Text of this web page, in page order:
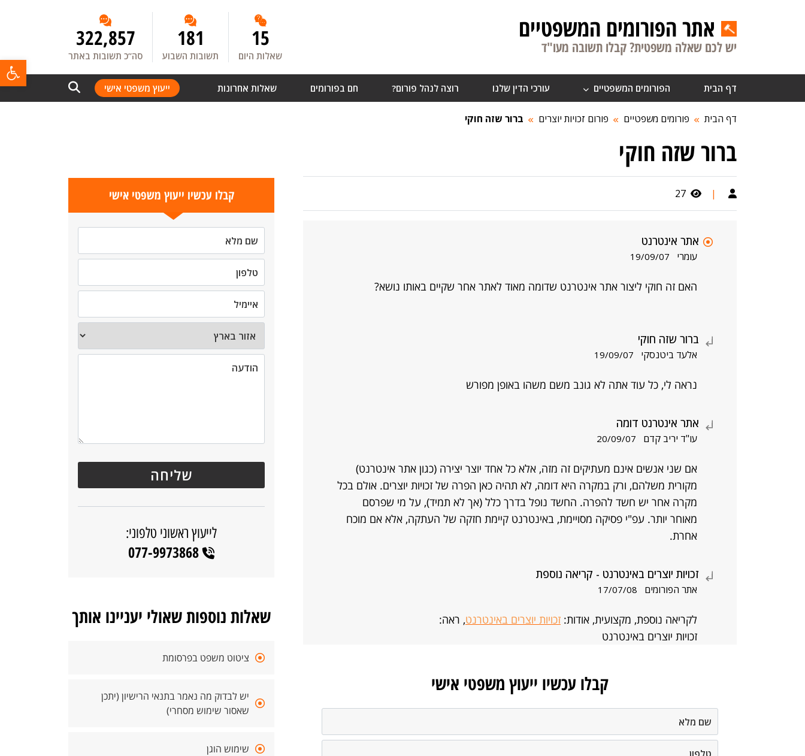
אתר הפורומים המשפטיים
יש לכם שאלה משפטית? קבלו תשובה מעו"ד 15
שאלות היום
181
תשובות השבוע
322,857
סה”כ תשובות באתר
דף הבית הפורומים המשפטיים עורכי הדין שלנו רוצה לנהל פורום? חם בפורומים שאלות אחרונות ייעוץ משפטי אישי
דף הבית פורומים משפטיים פורום זכויות יוצרים ברור שזה חוקי
ברור שזה חוקי
|
27
אתר אינטרנט
עומרי 19/09/07
האם זה חוקי ליצור אתר אינטרנט שדומה מאוד לאתר אחר שקיים באותו נושא?
ברור שזה חוקי
אלעד ביטנסקי 19/09/07
נראה לי, כל עוד אתה לא גונב משם משהו באופן מפורש
אתר אינטרנט דומה
עו"ד יריב קדם 20/09/07
אם שני אנשים אינם מעתיקים זה מזה, אלא כל אחד יוצר יצירה (כגון אתר אינטרנט)
מקורית משלהם, ורק במקרה היא דומה, לא תהיה כאן הפרה של זכויות יוצרים. אולם בכל
מקרה אחר יש חשד להפרה. החשד נופל בדרך כלל (אך לא תמיד), על מי שפרסם
מאוחר יותר. עפ"י פסיקה מסויימת, באינטרנט קיימת חזקה של העתקה, אלא אם מוכח
אחרת.
זכויות יוצרים באינטרנט - קריאה נוספת
אתר הפורומים 17/07/08
לקריאה נוספת, מקצועית, אודות: זכויות יוצרים באינטרנט, ראה:
זכויות יוצרים באינטרנט
קבלו עכשיו ייעוץ משפטי אישי
קבלו עכשיו ייעוץ משפטי אישי
לייעוץ ראשוני טלפוני:
077-9973868
שאלות נוספות שאולי יעניינו אותך
ציטוט משפט בפרסומת
יש לבדוק מה נאמר בתנאי הרישיון (יתכן
שאסור שימוש מסחרי)
שימוש הוגן